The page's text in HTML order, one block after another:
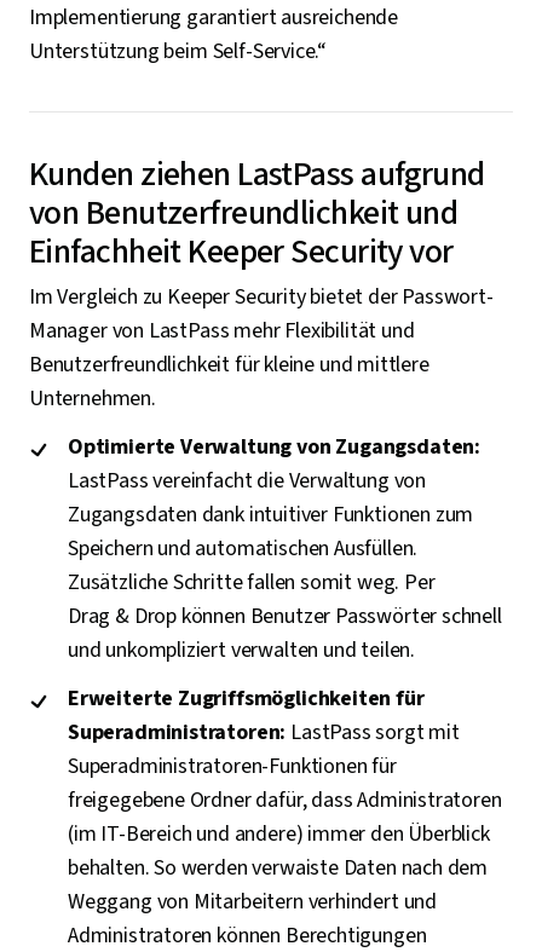
Implementierung garantiert ausreichende
Unterstützung beim Self-Service.“
Kunden ziehen LastPass aufgrund
von Benutzerfreundlichkeit und
Einfachheit Keeper Security vor
Im Vergleich zu Keeper Security bietet der Passwort-
Manager von LastPass mehr Flexibilität und
Benutzerfreundlichkeit für kleine und mittlere
Unternehmen.
Optimierte Verwaltung von Zugangsdaten:
LastPass vereinfacht die Verwaltung von
Zugangsdaten dank intuitiver Funktionen zum
Speichern und automatischen Ausfüllen.
Zusätzliche Schritte fallen somit weg. Per
Drag & Drop können Benutzer Passwörter schnell
und unkompliziert verwalten und teilen.
Erweiterte Zugriffsmöglichkeiten für
Superadministratoren: LastPass sorgt mit
Superadministratoren-Funktionen für
freigegebene Ordner dafür, dass Administratoren
(im IT-Bereich und andere) immer den Überblick
behalten. So werden verwaiste Daten nach dem
Weggang von Mitarbeitern verhindert und
Administratoren können Berechtigungen